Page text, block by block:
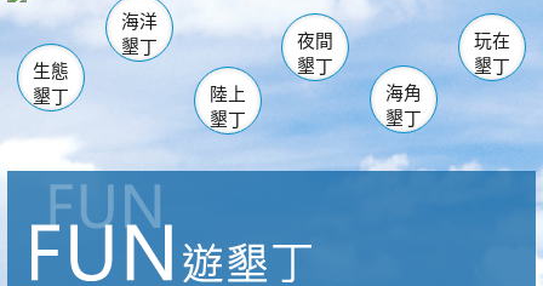
海生館
恆春 佳樂水
龍鑾潭自然中心 森林遊樂區
瓊麻館
關山 墾管處遊客中心
社頂公園 風吹沙
船帆石
白砂 龍磐公園
香蕉灣
砂島
鵝鑾鼻
生態
墾丁
海洋
墾丁
陸上
墾丁
夜間
墾丁
海角
墾丁
玩在
墾丁